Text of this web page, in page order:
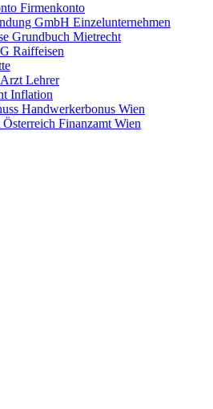
Firmenkonto
GmbH Einzelunternehmen
Grundbuch Mietrecht
Raiffeisen
Arzt Lehrer
Inflation
Handwerkerbonus Wien
Finanzamt Wien